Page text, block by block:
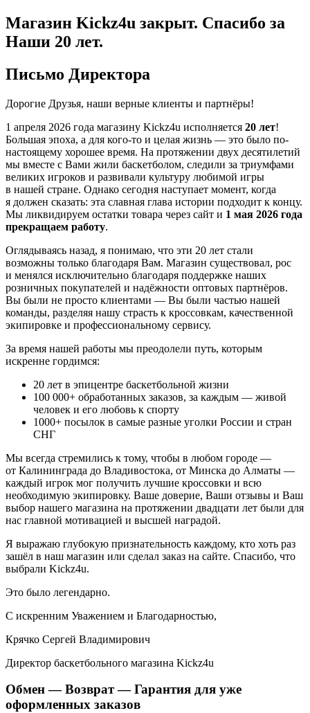
Магазин Kickz4u закрыт. Спасибо за
Наши 20 лет.
Письмо Директора
Дорогие Друзья, наши верные клиенты и партнёры!
1 апреля 2026 года магазину Kickz4u исполняется 20 лет!
Большая эпоха, а для кого-то и целая жизнь — это было по-
настоящему хорошее время. На протяжении двух десятилетий
мы вместе с Вами жили баскетболом, следили за триумфами
великих игроков и развивали культуру любимой игры
в нашей стране. Однако сегодня наступает момент, когда
я должен сказать: эта славная глава истории подходит к концу.
Мы ликвидируем остатки товара через сайт и 1 мая 2026 года
прекращаем работу.
Оглядываясь назад, я понимаю, что эти 20 лет стали
возможны только благодаря Вам. Магазин существовал, рос
и менялся исключительно благодаря поддержке наших
розничных покупателей и надёжности оптовых партнёров.
Вы были не просто клиентами — Вы были частью нашей
команды, разделяя нашу страсть к кроссовкам, качественной
экипировке и профессиональному сервису.
За время нашей работы мы преодолели путь, которым
искренне гордимся:
20 лет в эпицентре баскетбольной жизни
100 000+ обработанных заказов, за каждым — живой
человек и его любовь к спорту
1000+ посылок в самые разные уголки России и стран
СНГ
Мы всегда стремились к тому, чтобы в любом городе —
от Калининграда до Владивостока, от Минска до Алматы —
каждый игрок мог получить лучшие кроссовки и всю
необходимую экипировку. Ваше доверие, Ваши отзывы и Ваш
выбор нашего магазина на протяжении двадцати лет были для
нас главной мотивацией и высшей наградой.
Я выражаю глубокую признательность каждому, кто хоть раз
зашёл в наш магазин или сделал заказ на сайте. Спасибо, что
выбрали Kickz4u.
Это было легендарно.
С искренним Уважением и Благодарностью,
Крячко Сергей Владимирович
Директор баскетбольного магазина Kickz4u
Обмен — Возврат — Гарантия для уже
оформленных заказов